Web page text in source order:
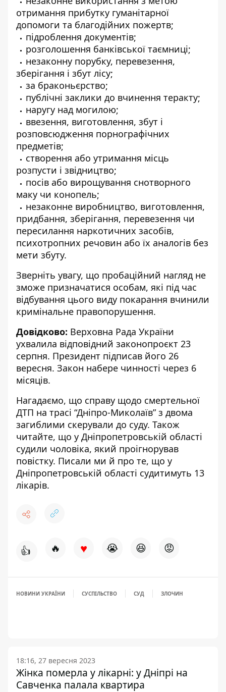
отримання прибутку гуманітарної
допомоги та благодійних пожертв;
підроблення документів;
розголошення банківської таємниці;
незаконну порубку, перевезення,
зберігання і збут лісу;
за браконьєрство;
публічні заклики до вчинення теракту;
наругу над могилою;
ввезення, виготовлення, збут і
розповсюдження порнографічних
предметів;
створення або утримання місць
розпусти і звідництво;
посів або вирощування снотворного
маку чи конопель;
незаконне виробництво, виготовлення,
придбання, зберігання, перевезення чи
пересилання наркотичних засобів,
психотропних речовин або їх аналогів без
мети збуту.
Зверніть увагу, що пробаційний нагляд не
зможе призначатися особам, які під час
відбування цього виду покарання вчинили
кримінальне правопорушення.
Довідково: Верховна Рада України
ухвалила відповідний законопроєкт 23
серпня. Президент підписав його 26
вересня. Закон набере чинності через 6
місяців.
Нагадаємо, що справу щодо смертельної
ДТП на трасі “Дніпро-Миколаїв” з двома
загиблими скерували до суду. Також
читайте, що у Дніпропетровській області
судили чоловіка, який проігнорував
повістку. Писали ми й про те, що у
Дніпропетровській області судитимуть 13
лікарів.
👍 🔥 ♥ 😭 😆 😡
НОВИНИ УКРАЇНИ СУСПІЛЬСТВО СУД ЗЛОЧИН
18:16, 27 вересня 2023
Жінка померла у лікарні: у Дніпрі на
Савченка палала квартира